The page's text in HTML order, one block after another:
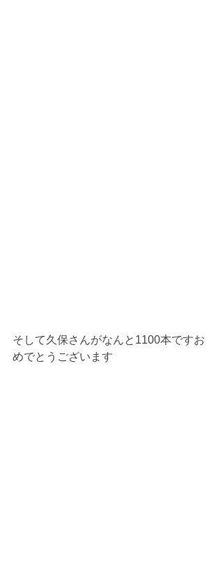
そして久保さんがなんと1100本ですお
めでとうございます